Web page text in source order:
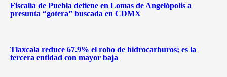
Fiscalía de Puebla detiene en Lomas de Angelópolis a
presunta “gotera” buscada en CDMX
Tlaxcala reduce 67.9% el robo de hidrocarburos; es la
tercera entidad con mayor baja